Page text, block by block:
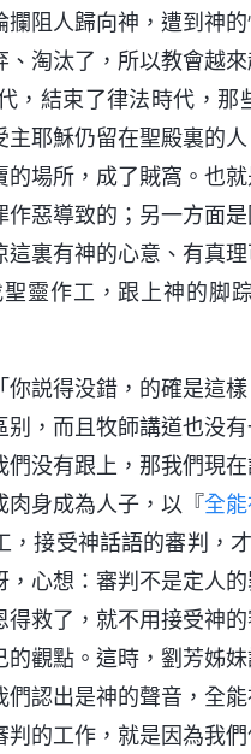
阻人歸向神，遭到神
淘汰了，所以教會越
，結束了律法時代，
耶穌仍留在聖殿裏的
場所，成了賊窩。也
惡導致的；另一方面
裏有神的心意、有真
靈作工，跟上神的脚
説得没錯，的確是這
，而且牧師講道也没
没有跟上，那我們現
肉身成為人子，以『全
，接受神話語的審判
心想：審判不是定人
救了，就不用接受神
觀點。這時，劉芳姊
認出是神的聲音，全
判的工作，就是因為我